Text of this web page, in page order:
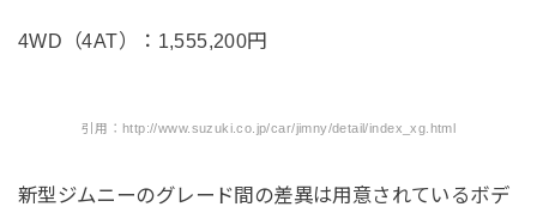
4WD（4AT）：1,555,200円
引用：http://www.suzuki.co.jp/car/jimny/detail/index_xg.html
新型ジムニーのグレード間の差異は用意されているボデ